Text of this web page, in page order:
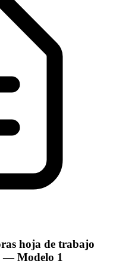
hoja de trabajo
— Modelo 1